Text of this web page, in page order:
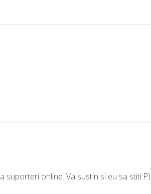
online. Va sustin si eu sa stiti:P)